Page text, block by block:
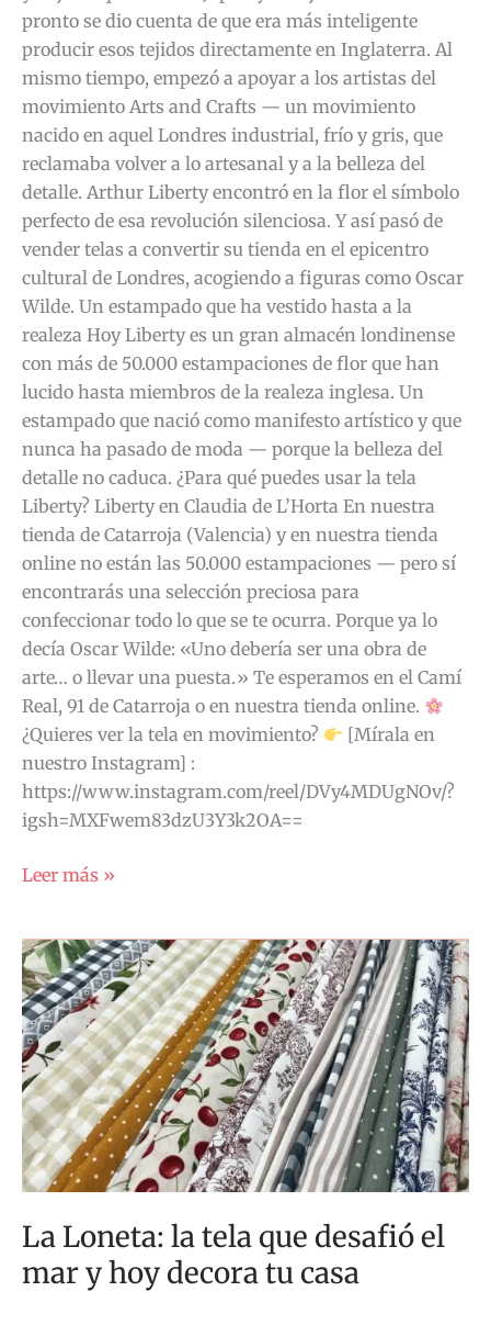
pronto se dio cuenta de que era más inteligente
producir esos tejidos directamente en Inglaterra. Al
mismo tiempo, empezó a apoyar a los artistas del
movimiento Arts and Crafts — un movimiento
nacido en aquel Londres industrial, frío y gris, que
reclamaba volver a lo artesanal y a la belleza del
detalle. Arthur Liberty encontró en la flor el símbolo
perfecto de esa revolución silenciosa. Y así pasó de
vender telas a convertir su tienda en el epicentro
cultural de Londres, acogiendo a figuras como Oscar
Wilde. Un estampado que ha vestido hasta a la
realeza Hoy Liberty es un gran almacén londinense
con más de 50.000 estampaciones de flor que han
lucido hasta miembros de la realeza inglesa. Un
estampado que nació como manifesto artístico y que
nunca ha pasado de moda — porque la belleza del
detalle no caduca. ¿Para qué puedes usar la tela
Liberty? Liberty en Claudia de L’Horta En nuestra
tienda de Catarroja (Valencia) y en nuestra tienda
online no están las 50.000 estampaciones — pero sí
encontrarás una selección preciosa para
confeccionar todo lo que se te ocurra. Porque ya lo
decía Oscar Wilde: «Uno debería ser una obra de
arte… o llevar una puesta.» Te esperamos en el Camí
Real, 91 de Catarroja o en nuestra tienda online.
¿Quieres ver la tela en movimiento?
[Mírala en
nuestro Instagram] :
https://www.instagram.com/reel/DVy4MDUgNOv/?
igsh=MXFwem83dzU3Y3k2OA==
Leer más »
La Loneta: la tela que desafió el
mar y hoy decora tu casa
La
Loneta:
la
tela
que
desafió
el
mar
y
decora
tu